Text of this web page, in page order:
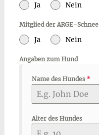
Ja Nein
Mitglied der ARGE-Schnee
Ja Nein
Angaben zum Hund
Name des Hundes *
Alter des Hundes